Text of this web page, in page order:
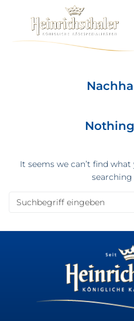
It seems we can’t find
searching